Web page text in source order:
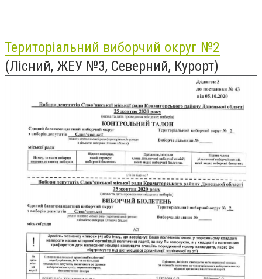
Територіальний виборчий округ №2
(Лісний, ЖЕУ №3, Северний, Курорт)